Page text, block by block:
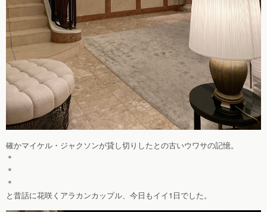
確かマイケル・ジャクソンが貸し切りしたとの古いウワサの記憶。
＊
＊
＊
と昔話に花咲くアラカンカップル、今日もイイ1日でした。